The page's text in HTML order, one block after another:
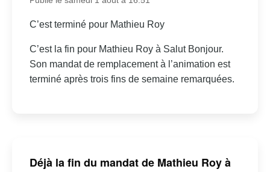
C’est terminé pour Mathieu Roy
C’est la fin pour Mathieu Roy à Salut Bonjour.
Son mandat de remplacement à l’animation est
terminé après trois fins de semaine remarquées.
Déjà la fin du mandat de Mathieu Roy à